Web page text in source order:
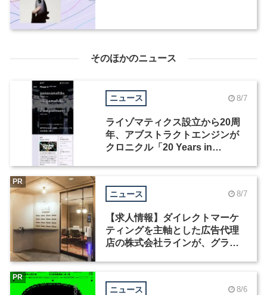
そのほかのニュース
ニュース 8/7
ライゾマティクス設立から20周
年、アブストラクトエンジンが
クロニクル「20 Years in
ニュース 8/7
【求人情報】ダイレクトマーケ
ティングを主軸とした広告代理
店の株式会社ラインが、グラフ
PR
ニュース 8/6
PR